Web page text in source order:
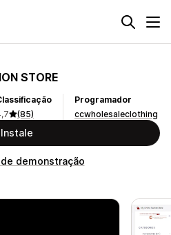
STORE
(85)
Programador
ccwholesaleclothing
Instale
demonstração